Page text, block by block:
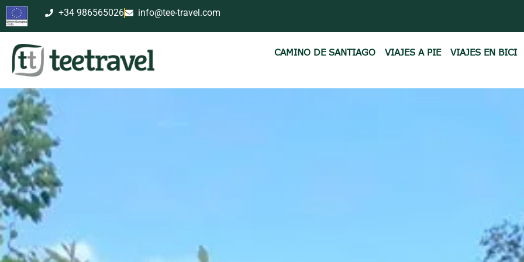
+34 986565026 info@tee-travel.com
CAMINO DE SANTIAGO VIAJES A PIE VIAJES EN BICI